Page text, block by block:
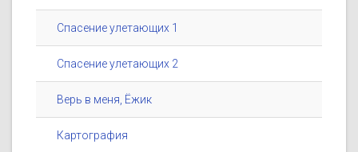
Спасение улетающих 1
Спасение улетающих 2
Верь в меня, Ёжик
Картография